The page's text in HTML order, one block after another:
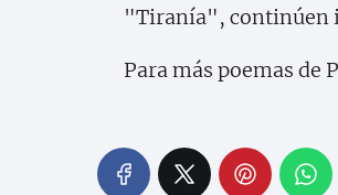
"Tiranía", continúen
Para más poemas de